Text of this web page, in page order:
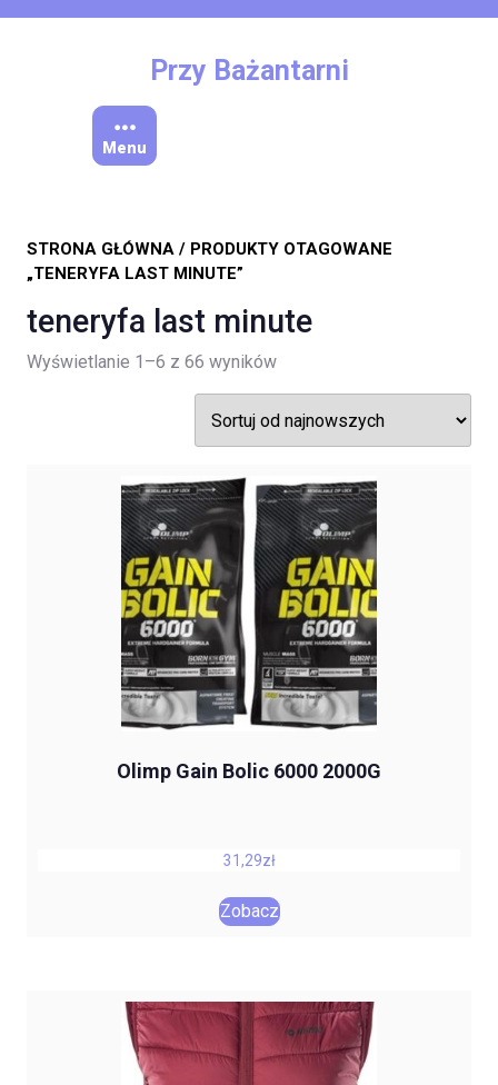
Przy Bażantarni
Menu
STRONA GŁÓWNA / PRODUKTY OTAGOWANE
„TENERYFA LAST MINUTE”
teneryfa last minute
Wyświetlanie 1–6 z 66 wynikówPosortowane
najnowszych
Olimp Gain Bolic 6000 2000G
31,29zł
Zobacz